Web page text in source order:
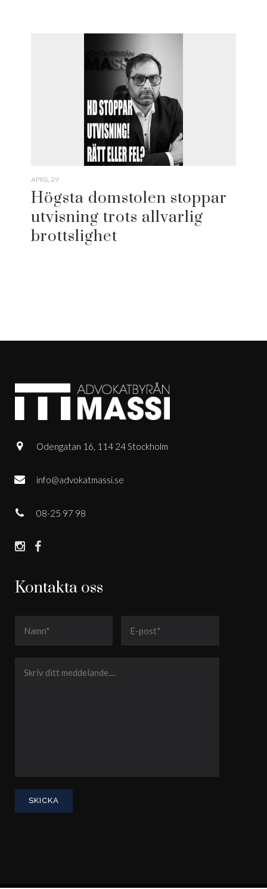
APRIL 29
Högsta domstolen stoppar
utvisning trots allvarlig
brottslighet
Kontakta oss
Odengatan 16, 114 24 Stockholm
info@advokatmassi.se
08-25 97 98